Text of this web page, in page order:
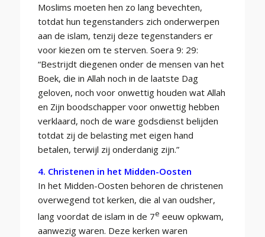
Moslims moeten hen zo lang bevechten,
totdat hun tegenstanders zich onderwerpen
aan de islam, tenzij deze tegenstanders er
voor kiezen om te sterven. Soera 9: 29:
“Bestrijdt diegenen onder de mensen van het
Boek, die in Allah noch in de laatste Dag
geloven, noch voor onwettig houden wat Allah
en Zijn boodschapper voor onwettig hebben
verklaard, noch de ware godsdienst belijden
totdat zij de belasting met eigen hand
betalen, terwijl zij onderdanig zijn.”
4. Christenen in het Midden-Oosten
In het Midden-Oosten behoren de christenen
overwegend tot kerken, die al van oudsher,
lang voordat de islam in de 7e eeuw opkwam,
aanwezig waren. Deze kerken waren